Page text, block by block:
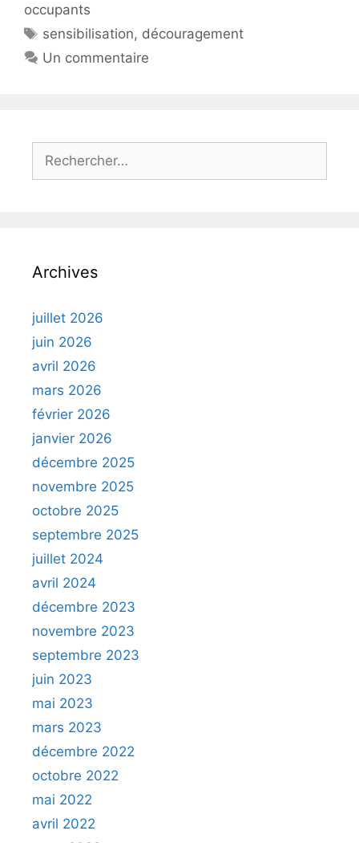
occupants
Étiquettes
sensibilisation, découragement
Un commentaire
Archives
juillet 2026
juin 2026
avril 2026
mars 2026
février 2026
janvier 2026
décembre 2025
novembre 2025
octobre 2025
septembre 2025
juillet 2024
avril 2024
décembre 2023
novembre 2023
septembre 2023
juin 2023
mai 2023
mars 2023
décembre 2022
octobre 2022
mai 2022
avril 2022